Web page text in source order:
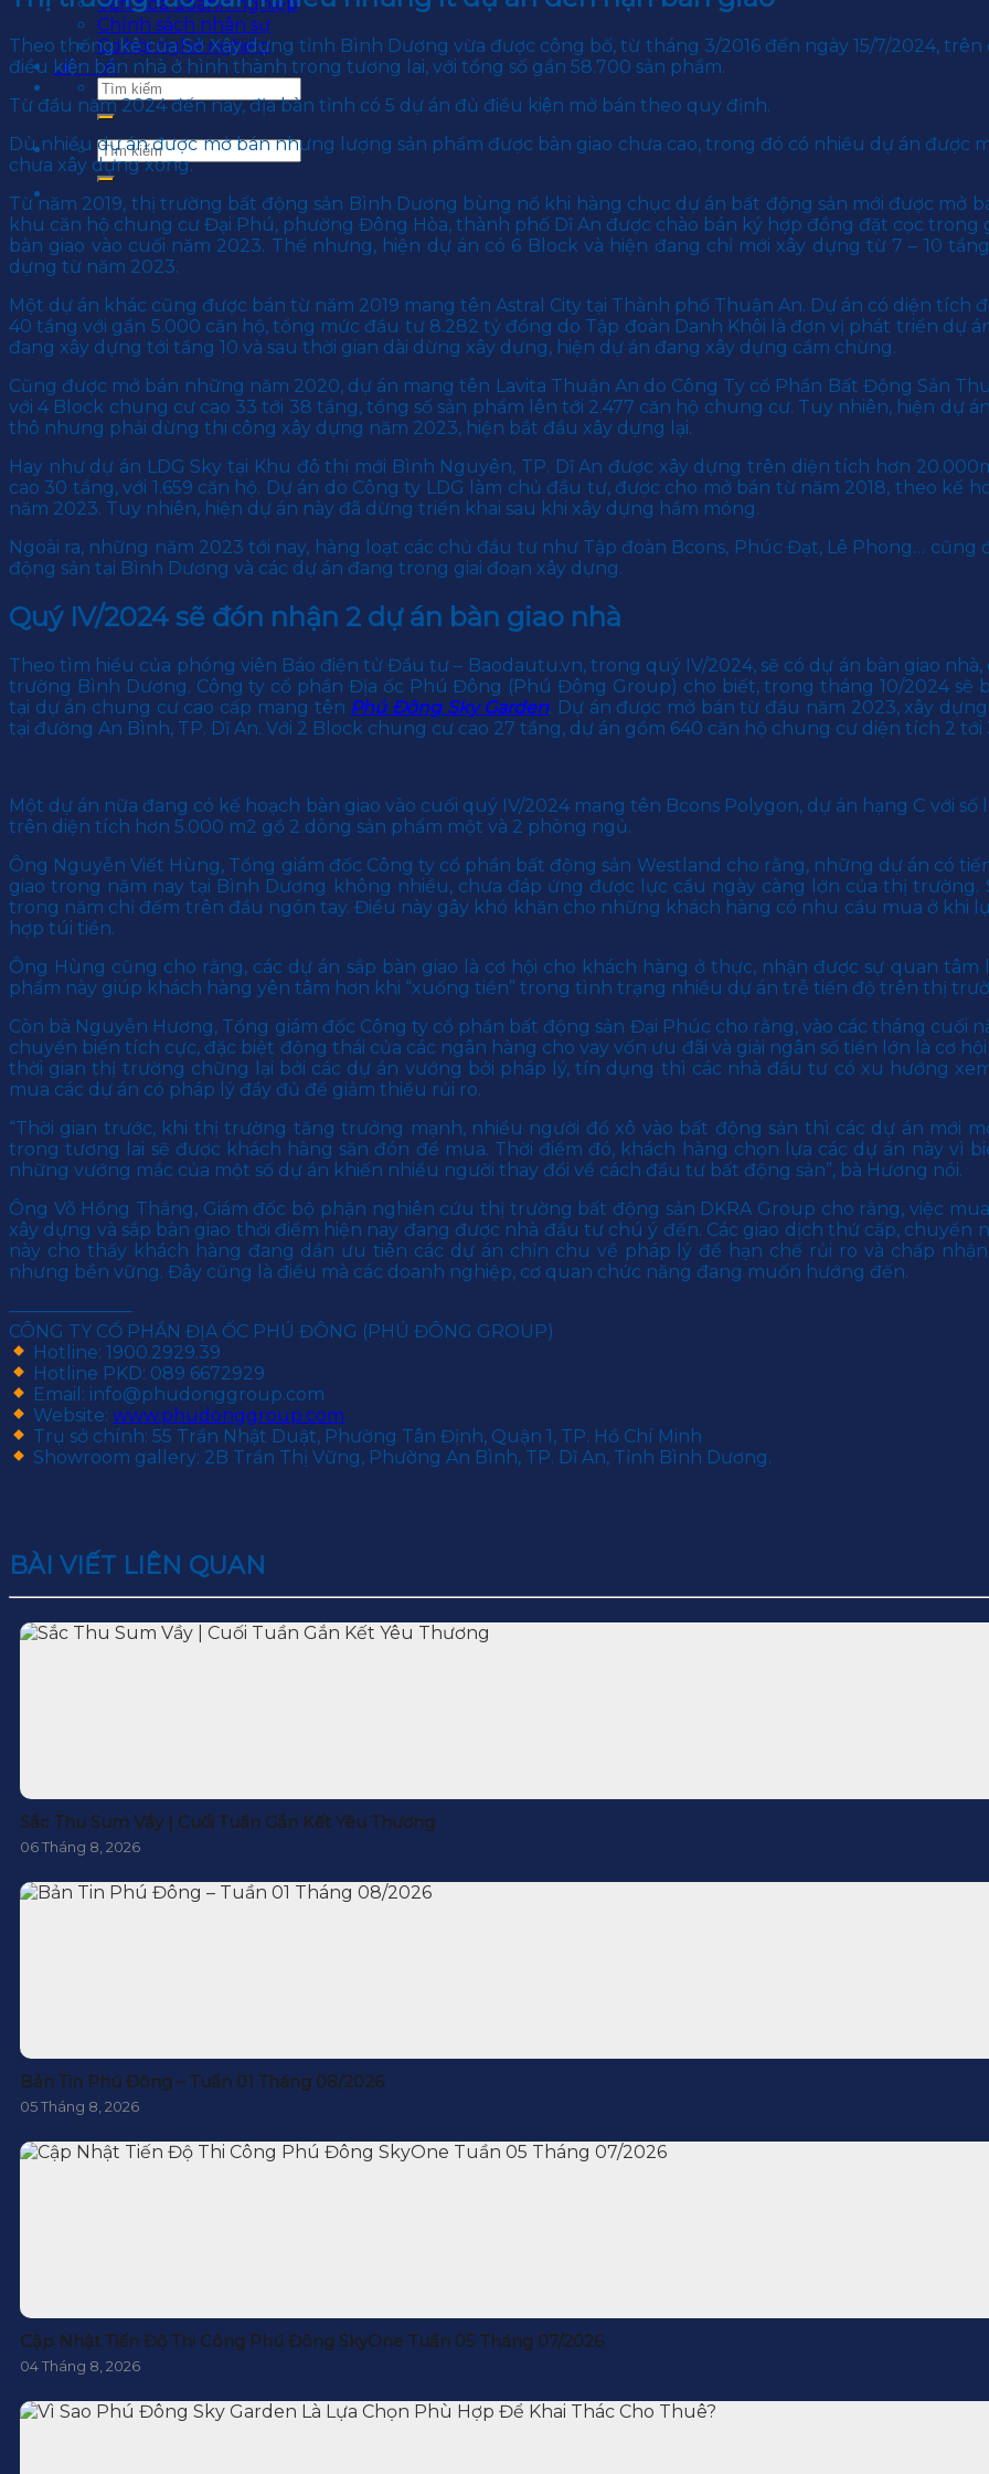
Chính sách nhân sự
Cơ hội nghề nghiệp
Liên hệ
Theo thống kê của Sở Xây dựng tỉnh Bình Dương vừa được công bố, từ tháng 3/2016 đến ngày 15/7/2024, trên
điều kiện bán nhà ở hình thành trong tương lai, với tổng số gần 58.700 sản phẩm.
Từ đầu năm 2024 đến nay, địa bàn tỉnh có 5 dự án đủ điều kiện mở bán theo quy định.
Dù nhiều dự án được mở bán nhưng lượng sản phẩm được bàn giao chưa cao, trong đó có nhiều dự án được
chưa xây dựng xong.
Từ năm 2019, thị trường bất động sản Bình Dương bùng nổ khi hàng chục dự án bất động sản mới được mở
khu căn hộ chung cư Đại Phú, phường Đông Hòa, thành phố Dĩ An được chào bán ký hợp đồng đặt cọc trong
bàn giao vào cuối năm 2023. Thế nhưng, hiện dự án có 6 Block và hiện đang chỉ mới xây dựng từ 7 – 10
dựng từ năm 2023.
Một dự án khác cũng được bán từ năm 2019 mang tên Astral City tại Thành phố Thuận An. Dự án có diện tích
40 tầng với gần 5.000 căn hộ, tổng mức đầu tư 8.282 tỷ đồng do Tập đoàn Danh Khôi là đơn vị phát triển dự
đang xây dựng tới tầng 10 và sau thời gian dài dừng xây dựng, hiện dự án đang xây dựng cầm chừng.
Cũng được mở bán những năm 2020, dự án mang tên Lavita Thuận An do Công Ty cổ Phần Bất Động Sản
với 4 Block chung cư cao 33 tới 38 tầng, tổng số sản phẩm lên tới 2.477 căn hộ chung cư. Tuy nhiên, hiện dự
thô nhưng phải dừng thi công xây dựng năm 2023, hiện bắt đầu xây dựng lại.
Hay như dự án LDG Sky tại Khu đô thị mới Bình Nguyên, TP. Dĩ An được xây dựng trên diện tích hơn
cao 30 tầng, với 1.659 căn hộ. Dự án do Công ty LDG làm chủ đầu tư, được cho mở bán từ năm 2018, theo kế
năm 2023. Tuy nhiên, hiện dự án này đã dừng triển khai sau khi xây dựng hầm móng.
Ngoài ra, những năm 2023 tới nay, hàng loạt các chủ đầu tư như Tập đoàn Bcons, Phúc Đạt, Lê Phong… cũng
động sản tại Bình Dương và các dự án đang trong giai đoạn xây dựng.
Quý IV/2024 sẽ đón nhận 2 dự án bàn giao nhà
Theo tìm hiểu của phóng viên Báo điện tử Đầu tư – Baodautu.vn, trong quý IV/2024, sẽ có dự án bàn giao
trường Bình Dương. Công ty cổ phần Địa ốc Phú Đông (Phú Đông Group) cho biết, trong tháng 10/2024 sẽ
tại dự án chung cư cao cấp mang tên Phú Đông Sky Garden. Dự án được mở bán từ đầu năm 2023, xây
tại đường An Bình, TP. Dĩ An. Với 2 Block chung cư cao 27 tầng, dự án gồm 640 căn hộ chung cư diện tích 2
Một dự án nữa đang có kế hoạch bàn giao vào cuối quý IV/2024 mang tên Bcons Polygon, dự án hạng C với
trên diện tích hơn 5.000 m2 gồ 2 dòng sản phẩm một và 2 phòng ngủ.
Ông Nguyễn Viết Hùng, Tổng giám đốc Công ty cổ phần bất động sản Westland cho rằng, những dự án có
giao trong năm nay tại Bình Dương không nhiều, chưa đáp ứng được lực cầu ngày càng lớn của thị trường.
trong năm chỉ đếm trên đầu ngón tay. Điều này gây khó khăn cho những khách hàng có nhu cầu mua ở khi
hợp túi tiền.
Ông Hùng cũng cho rằng, các dự án sắp bàn giao là cơ hội cho khách hàng ở thực, nhận được sự quan tâm
phẩm này giúp khách hàng yên tâm hơn khi “xuống tiền” trong tình trạng nhiều dự án trễ tiến độ trên thị
Còn bà Nguyễn Hương, Tổng giám đốc Công ty cổ phần bất động sản Đại Phúc cho rằng, vào các tháng cuối
chuyển biến tích cực, đặc biệt động thái của các ngân hàng cho vay vốn ưu đãi và giải ngân số tiền lớn là cơ
thời gian thị trường chững lại bởi các dự án vướng bởi pháp lý, tín dụng thì các nhà đầu tư có xu hướng
mua các dự án có pháp lý đầy đủ để giảm thiểu rủi ro.
“Thời gian trước, khi thị trường tăng trưởng mạnh, nhiều người đổ xô vào bất động sản thì các dự án mới
trong tương lai sẽ được khách hàng săn đón để mua. Thời điểm đó, khách hàng chọn lựa các dự án này vì
những vướng mắc của một số dự án khiến nhiều người thay đổi về cách đầu tư bất động sản”, bà Hương nói.
Ông Võ Hồng Thắng, Giám đốc bộ phận nghiên cứu thị trường bất động sản DKRA Group cho rằng, việc
xây dựng và sắp bàn giao thời điểm hiện nay đang được nhà đầu tư chú ý đến. Các giao dịch thứ cấp, chuyển
này cho thấy khách hàng đang dần ưu tiên các dự án chỉn chu về pháp lý để hạn chế rủi ro và chấp
nhưng bền vững. Đây cũng là điều mà các doanh nghiệp, cơ quan chức năng đang muốn hướng đến.
———————
CÔNG TY CỔ PHẦN ĐỊA ỐC PHÚ ĐÔNG (PHÚ ĐÔNG GROUP)
Hotline: 1900.2929.39
Hotline PKD: 089 6672929
Email: info@phudonggroup.com
Website:www.phudonggroup.com
Trụ sở chính: 55 Trần Nhật Duật, Phường Tân Định, Quận 1, TP. Hồ Chí Minh
Showroom gallery: 2B Trần Thị Vững, Phường An Bình, TP. Dĩ An, Tỉnh Bình Dương.
BÀI VIẾT LIÊN QUAN
Sắc Thu Sum Vầy | Cuối Tuần Gắn Kết Yêu Thương
06 Tháng 8, 2026
Bản Tin Phú Đông – Tuần 01 Tháng 08/2026
05 Tháng 8, 2026
Cập Nhật Tiến Độ Thi Công Phú Đông SkyOne Tuần 05 Tháng 07/2026
04 Tháng 8, 2026